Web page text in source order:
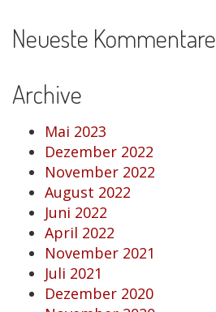
Neueste Kommentare
Archive
Mai 2023
Dezember 2022
November 2022
August 2022
Juni 2022
April 2022
November 2021
Juli 2021
Dezember 2020